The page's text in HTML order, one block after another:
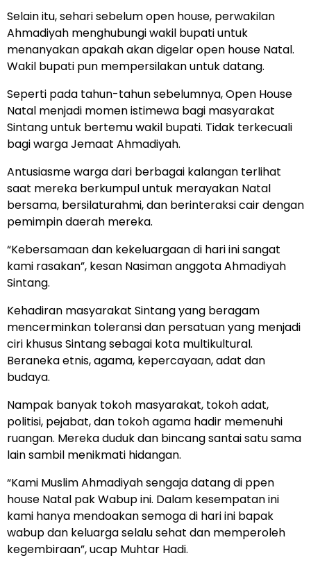
Selain itu, sehari sebelum open house, perwakilan
Ahmadiyah menghubungi wakil bupati untuk
menanyakan apakah akan digelar open house Natal.
Wakil bupati pun mempersilakan untuk datang.
Seperti pada tahun-tahun sebelumnya, Open House
Natal menjadi momen istimewa bagi masyarakat
Sintang untuk bertemu wakil bupati. Tidak terkecuali
bagi warga Jemaat Ahmadiyah.
Antusiasme warga dari berbagai kalangan terlihat
saat mereka berkumpul untuk merayakan Natal
bersama, bersilaturahmi, dan berinteraksi cair dengan
pemimpin daerah mereka.
“Kebersamaan dan kekeluargaan di hari ini sangat
kami rasakan”, kesan Nasiman anggota Ahmadiyah
Sintang.
Kehadiran masyarakat Sintang yang beragam
mencerminkan toleransi dan persatuan yang menjadi
ciri khusus Sintang sebagai kota multikultural.
Beraneka etnis, agama, kepercayaan, adat dan
budaya.
Nampak banyak tokoh masyarakat, tokoh adat,
politisi, pejabat, dan tokoh agama hadir memenuhi
ruangan. Mereka duduk dan bincang santai satu sama
lain sambil menikmati hidangan.
“Kami Muslim Ahmadiyah sengaja datang di ppen
house Natal pak Wabup ini. Dalam kesempatan ini
kami hanya mendoakan semoga di hari ini bapak
wabup dan keluarga selalu sehat dan memperoleh
kegembiraan”, ucap Muhtar Hadi.